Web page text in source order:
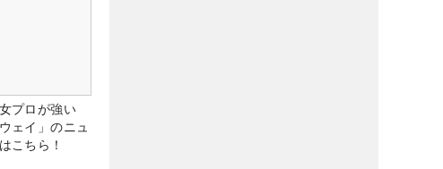
プロが強い
ェイ」のニュ
こちら！